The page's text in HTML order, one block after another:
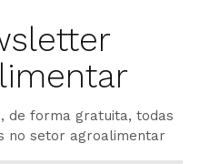
de forma gratuita, todas
no setor agroalimentar